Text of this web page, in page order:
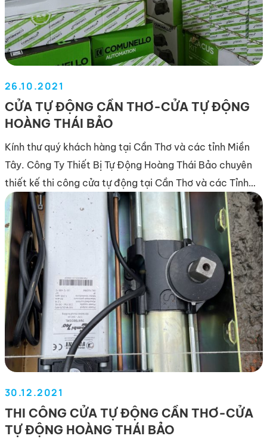
26.10.2021
CỬA TỰ ĐỘNG CẦN THƠ-CỬA TỰ ĐỘNG
HOÀNG THÁI BẢO
Kính thư quý khách hàng tại Cần Thơ và các tỉnh Miền
Tây. Công Ty Thiết Bị Tự Động Hoàng Thái Bảo chuyên
thiết kế thi công cửa tự động tại Cần Thơ và các Tỉnh
Miền Tây. Cửa tự động dành cho các tòa nhà, văn
phòng, trung tâm thương mại, Biệt thự… Cửa […]
30.12.2021
THI CÔNG CỬA TỰ ĐỘNG CẦN THƠ-CỬA
TỰ ĐỘNG HOÀNG THÁI BẢO